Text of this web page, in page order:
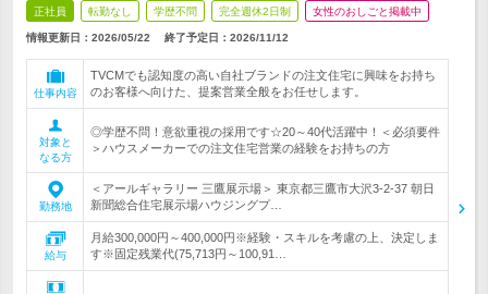
正社員 転勤なし 学歴不問 完全週休2日制 女性のおしごと掲載中
情報更新日：2026/05/22 終了予定日： 2026/11/12
仕事内容
TVCMでも認知度の高い自社ブランドの注文住宅に興味をお持ち
のお客様へ向けた、提案営業全般をお任せします。
対象と
なる方
◎学歴不問！意欲重視の採用です☆20～40代活躍中！＜必須要件
＞ハウスメーカーでの注文住宅営業の経験をお持ちの方
勤務地
＜アールギャラリー 三鷹展示場＞ 東京都三鷹市大沢3-2-37 朝日
新聞総合住宅展示場ハウジングプ…
給与
月給300,000円～400,000円※経験・スキルを考慮の上、決定しま
す※固定残業代(75,713円～100,91…